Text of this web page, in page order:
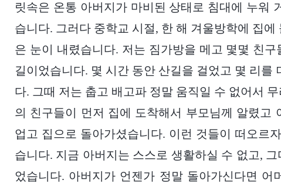
릿속은 온통 아버지가 마비된 상태로 침대에 누워
습니다. 그러다 중학교 시절, 한 해 겨울방학에 집
은 눈이 내렸습니다. 저는 짐가방을 메고 몇몇 친
길이었습니다. 몇 시간 동안 산길을 걸었고 몇 리를
다. 그때 저는 춥고 배고파 정말 움직일 수 없어서
의 친구들이 먼저 집에 도착해서 부모님께 알렸고
업고 집으로 돌아가셨습니다. 이런 것들이 떠오르
습니다. 지금 아버지는 스스로 생활하실 수 없고,
었습니다. 아버지가 언젠가 정말 돌아가신다면 어